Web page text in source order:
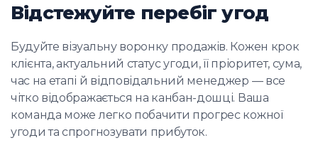
Відстежуйте перебіг угод
Будуйте візуальну воронку продажів. Кожен крок
клієнта, актуальний статус угоди, її пріоритет, сума,
час на етапі й відповідальний менеджер — все
чітко відображається на канбан-дошці. Ваша
команда може легко побачити прогрес кожної
угоди та спрогнозувати прибуток.